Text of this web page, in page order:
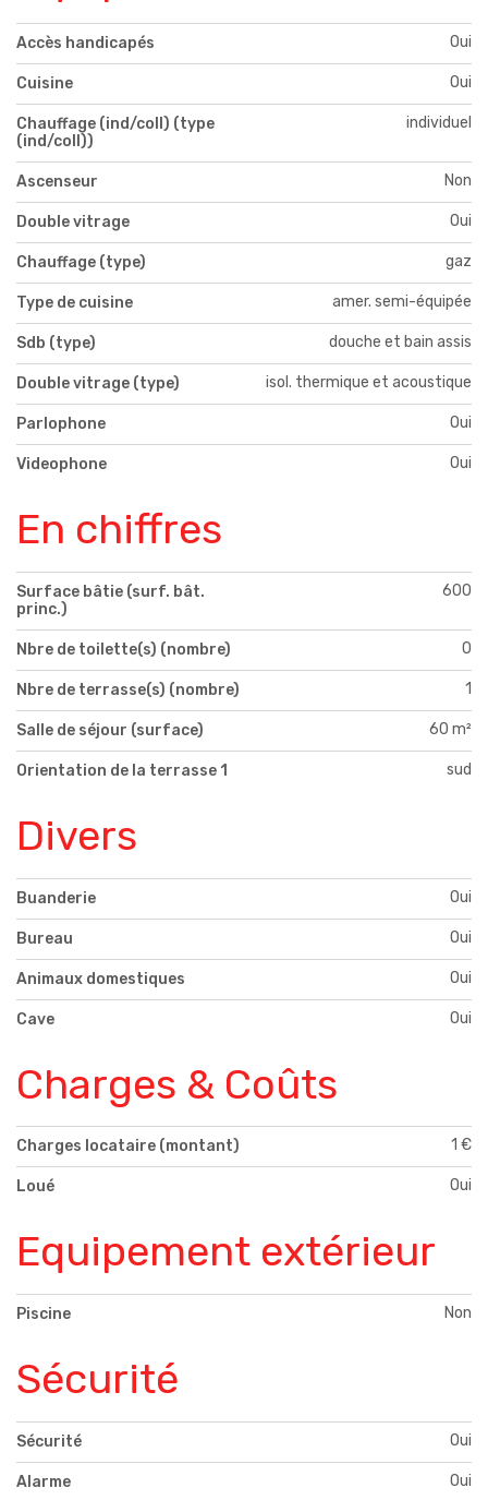
Accès handicapés Oui
Cuisine Oui
Chauffage (ind/coll) (type
(ind/coll))
individuel
Ascenseur Non
Double vitrage Oui
Chauffage (type) gaz
Type de cuisine amer. semi-équipée
Sdb (type) douche et bain assis
Double vitrage (type) isol. thermique et acoustique
Parlophone Oui
Videophone Oui
En chiffres
Surface bâtie (surf. bât.
princ.)
600
Nbre de toilette(s) (nombre) 0
Nbre de terrasse(s) (nombre) 1
Salle de séjour (surface) 60 m²
Orientation de la terrasse 1 sud
Divers
Buanderie Oui
Bureau Oui
Animaux domestiques Oui
Cave Oui
Charges & Coûts
Charges locataire (montant) 1 €
Loué Oui
Equipement extérieur
Piscine Non
Sécurité
Sécurité Oui
Alarme Oui